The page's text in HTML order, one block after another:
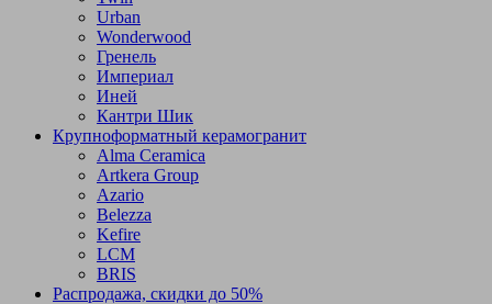
Urban
Wonderwood
Гренель
Империал
Иней
Кантри Шик
Крупноформатный керамогранит
Alma Ceramica
Artkera Group
Azario
Belezza
Kefire
LCM
BRIS
Распродажа, скидки до 50%